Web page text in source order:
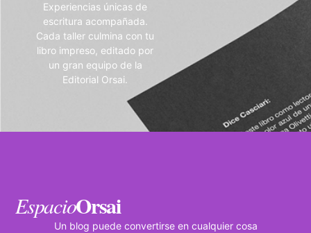
Experiencias únicas de
escritura acompañada.
Cada taller culmina con tu
libro impreso, editado por
un gran equipo de la
Editorial Orsai.
EspacioOrsai
Un blog puede convertirse en cualquier cosa